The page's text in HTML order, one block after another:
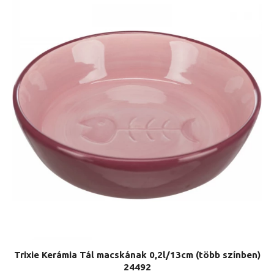
Trixie Kerámia Tál macskának 0,2l/13cm (több színben)
24492